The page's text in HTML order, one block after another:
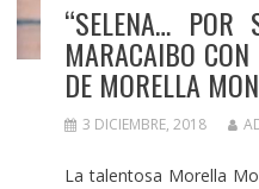
“SELENA… POR
MARACAIBO
DE MORELLA
3 DICIEMBRE, 2018
La talentosa Morella